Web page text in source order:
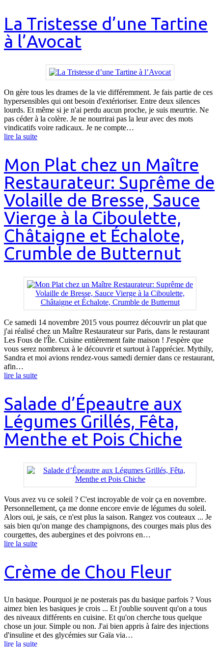
La Tristesse d’une Tartine
à l’Avocat
On gère tous les drames de la vie différemment. Je fais partie de ces
hypersensibles qui ont besoin d'extérioriser. Entre deux silences
lourds. Et même si je n'ai perdu aucun proche, je suis meurtrie. Ne
pas céder à la colère. Je ne nourrirai pas la leur avec des mots
vindicatifs voire radicaux. Je ne compte…
lire la suite
Mon Plat chez un Maître
Restaurateur: Suprême de
Volaille de Bresse, Sauce
Vierge à la Ciboulette,
Châtaigne et Échalote,
Crumble de Butternut
Ce samedi 14 novembre 2015 vous pourrez découvrir un plat que
j'ai réalisé chez un Maître Restaurateur sur Paris, dans le restaurant
Les Fous de l'Île. Cuisine entièrement faite maison ! J'espère que
vous serez nombreux à le découvrir et surtout à l'apprécier. Mythily,
Sandra et moi avions rendez-vous samedi dernier dans ce restaurant,
afin…
lire la suite
Salade d’Épeautre aux
Légumes Grillés, Fêta,
Menthe et Pois Chiche
Vous avez vu ce soleil ? C'est incroyable de voir ça en novembre.
Personnellement, ça me donne encore envie de légumes du soleil.
Alors oui, je sais, ce n'est plus la saison. Rangez vos couteaux ... Je
sais bien qu'on mange des champignons, des courges mais plus des
courgettes, des aubergines et des poivrons en…
lire la suite
Crème de Chou Fleur
Un basique. Pourquoi je ne posterais pas du basique parfois ? Vous
aimez bien les basiques je crois ... Et j'oublie souvent qu'on a tous
des niveaux différents en cuisine. Et qu'on cherche tous quelque
chose un jour. Simple ou non. J'ai bien appris à faire des injections
d'insuline et des glycémies sur Gaïa via…
lire la suite